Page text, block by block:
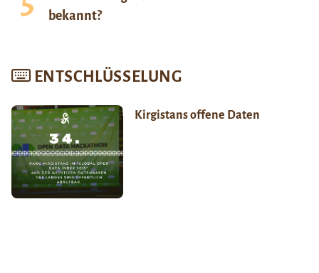
bekannt?
ENTSCHLÜSSELUNG
Kirgistans offene Daten